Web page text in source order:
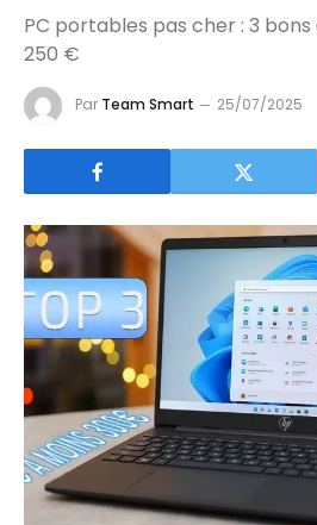
PC portables pas cher : 3
250 €
Par Team Smart 25/07/2025